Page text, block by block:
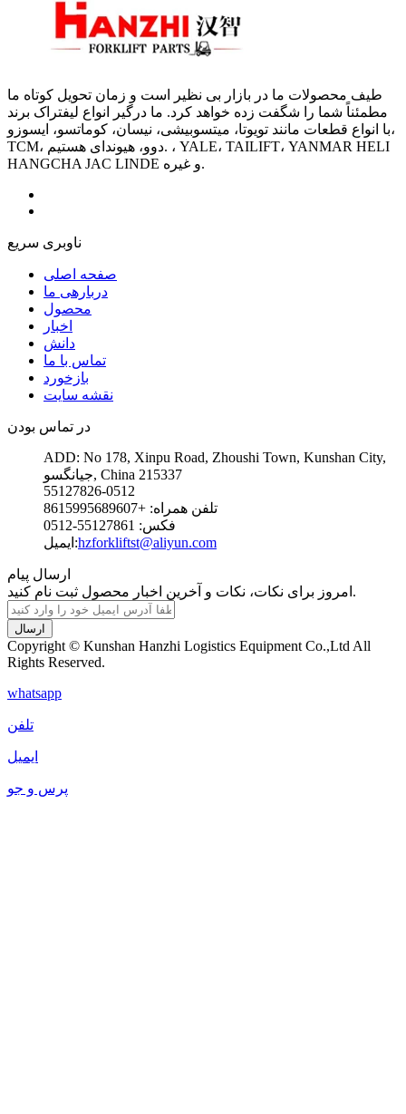
طیف محصولات ما در بازار بی نظیر است و زمان تحویل کوتاه ما
مطمئناً شما را شگفت زده خواهد کرد. ما درگیر انواع لیفتراک برند
با انواع قطعات مانند تویوتا، میتسوبیشی، نیسان، کوماتسو، ایسوزو،
TCM، دوو، هیوندای هستیم. ، YALE، TAILIFT، YANMAR HELI
HANGCHA JAC LINDE و غیره.
ناوبری سریع
صفحه اصلی
دربارهی ما
محصول
اخبار
دانش
تماس با ما
بازخورد
نقشه سایت
در تماس بودن
ADD: No 178, Xinpu Road, Zhoushi Town, Kunshan City,
جیانگسو, China 215337
55127826-0512
تلفن همراه: +8615995689607
فکس: 55127861-0512
ایمیل:hzforkliftst@aliyun.com
ارسال پیام
امروز برای نکات، نکات و آخرین اخبار محصول ثبت نام کنید.
ارسال
Copyright © Kunshan Hanzhi Logistics Equipment Co.,Ltd All
Rights Reserved.
whatsapp
تلفن
ایمیل
پرس و جو